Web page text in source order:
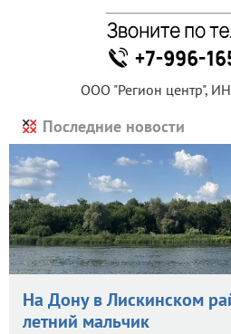
ООО "Регион центр",
Последние новости
На Дону в Лискинском
летний мальчик